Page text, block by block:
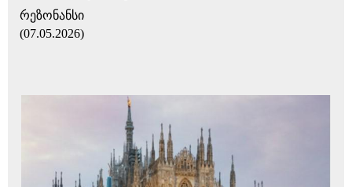
რეზონანსი
(07.05.2026)